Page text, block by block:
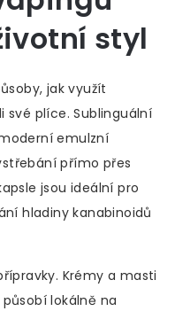
styl
jak využít
své plíce. Sublinguální
emulzní
přímo přes
jsou ideální pro
hladiny kanabinoidů
Krémy a masti
lokálně na